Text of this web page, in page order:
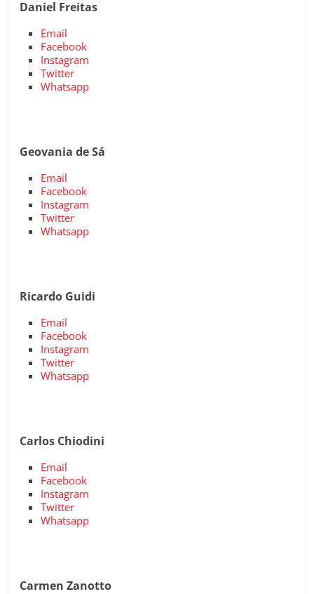
Daniel Freitas
Email
Facebook
Instagram
Twitter
Whatsapp
Geovania de Sá
Email
Facebook
Instagram
Twitter
Whatsapp
Ricardo Guidi
Email
Facebook
Instagram
Twitter
Whatsapp
Carlos Chiodini
Email
Facebook
Instagram
Twitter
Whatsapp
Carmen Zanotto